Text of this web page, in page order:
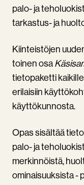
palo- ja
tarkastus- ja
Kiinteistöjen
toinen osa
tietopaketti
erilaisiin
käyttökunnosta.
Opas sisältää
palo- ja
merkinnöistä,
ominaisuuksista -